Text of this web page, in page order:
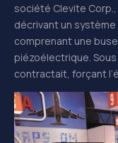
société Clevite
décrivant un système
comprenant une
piézoélectrique. Sous
contractait, forçant